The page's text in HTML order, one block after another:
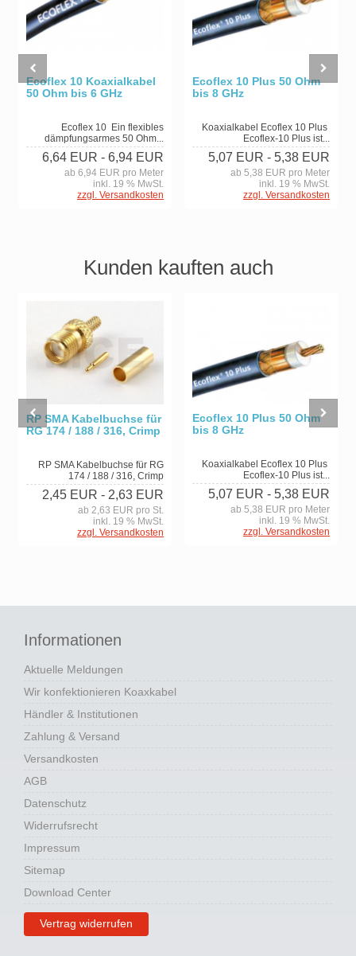
Ecoflex 10 Koaxialkabel
50 Ohm bis 6 GHz
Ecoflex 10 Ein flexibles
dämpfungsarmes 50 Ohm...
6,64 EUR - 6,94 EUR
ab 6,94 EUR pro Meter
inkl. 19 % MwSt.
zzgl. Versandkosten
Ecoflex 10 Plus 50 Ohm
bis 8 GHz
Koaxialkabel Ecoflex 10 Plus
Ecoflex-10 Plus ist...
5,07 EUR - 5,38 EUR
ab 5,38 EUR pro Meter
inkl. 19 % MwSt.
zzgl. Versandkosten
Kunden kauften auch
RP SMA Kabelbuchse für
RG 174 / 188 / 316, Crimp
RP SMA Kabelbuchse für RG
174 / 188 / 316, Crimp
2,45 EUR - 2,63 EUR
ab 2,63 EUR pro St.
inkl. 19 % MwSt.
zzgl. Versandkosten
Ecoflex 10 Plus 50 Ohm
bis 8 GHz
Koaxialkabel Ecoflex 10 Plus
Ecoflex-10 Plus ist...
5,07 EUR - 5,38 EUR
ab 5,38 EUR pro Meter
inkl. 19 % MwSt.
zzgl. Versandkosten
Informationen
Aktuelle Meldungen
Wir konfektionieren Koaxkabel
Händler & Institutionen
Zahlung & Versand
Versandkosten
AGB
Datenschutz
Widerrufsrecht
Impressum
Sitemap
Download Center
Vertrag widerrufen